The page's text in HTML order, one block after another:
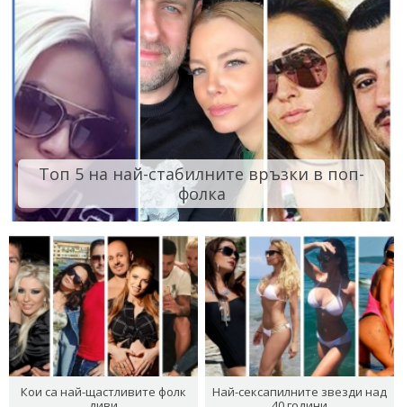
Топ 5 на най-стабилните връзки в поп-
фолка
Кои са най-щастливите фолк
Най-сексапилните звезди над